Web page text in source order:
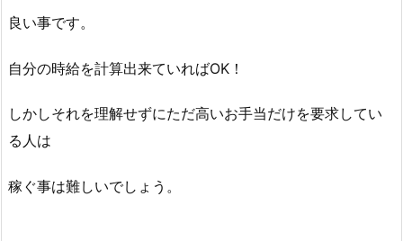
良い事です。
自分の時給を計算出来ていればOK！
しかしそれを理解せずにただ高いお手当だけを要求してい
る人は
稼ぐ事は難しいでしょう。